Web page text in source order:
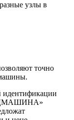
узлы в
точно
идентификации